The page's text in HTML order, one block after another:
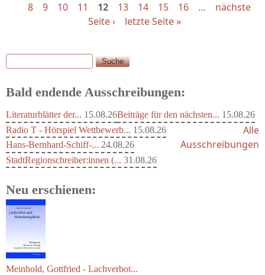
8
9 10 11 12 13 14 15 16 …
nächste
Seite ›
letzte Seite »
Suchformular
Suche
Bald endende Ausschreibungen:
Literaturblätter der... 15.08.26Beiträge für den nächsten... 15.08.26
Radio T - Hörspiel Wettbewerb... 15.08.26
Hans-Bernhard-Schiff-... 24.08.26
StadtRegionschreiber:innen (... 31.08.26
Alle
Ausschreibungen
Neu erschienen:
Meinhold, Gottfried - Lachverbot...